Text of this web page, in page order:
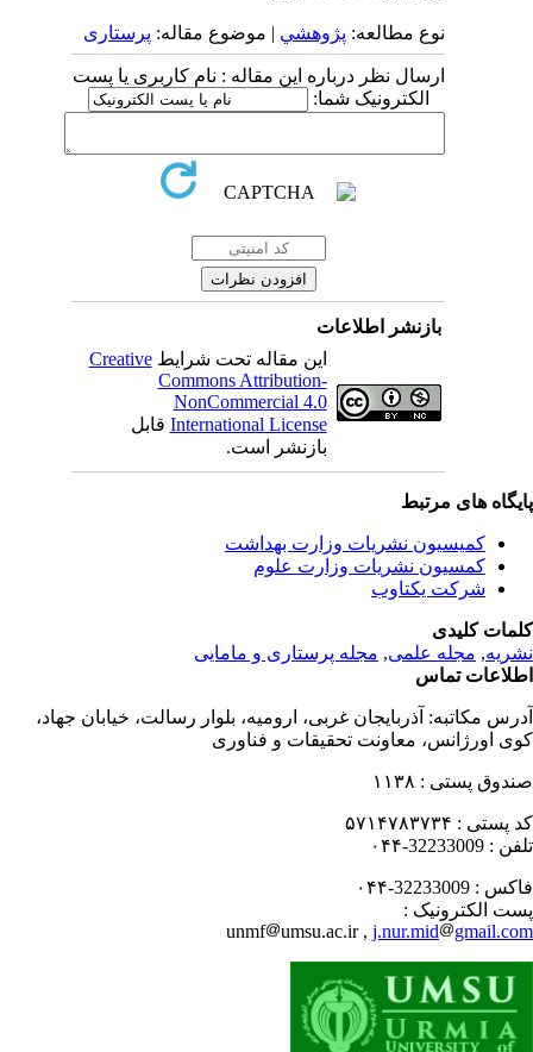
نوع مطالعه:پژوهشي| موضوع مقاله:پرستاری
ارسال نظر درباره این مقاله : نام کاربری یا پست
الکترونیک شما:
بازنشر اطلاعات
این مقاله تحت شرایطCreative
Commons Attribution-
NonCommercial 4.0
International Licenseقابل
بازنشر است.
های مرتبط
کمیسیون نشریات وزارت بهداشت
کمسیون نشریات وزارت علوم
شرکت یکتاوب
کلیدی
,مجله علمی, مجله پرستاری و مامایی
تماس
مکاتبه:آذربایجان غربی، ارومیه، بلوار رسالت، خیابان جهاد،
اورژانس، معاونت تحقیقات و فناوری
پستی : ۱۱۳۸
پستی : ۵۷۱۴۷۸۳۷۳۴
: 32233009-۰۴۴
: 32233009-۰۴۴
الکترونیک :
unmf
umsu.ac.ir ,j.nur.mid